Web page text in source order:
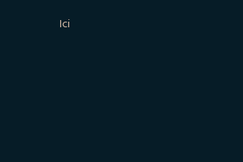
Ici